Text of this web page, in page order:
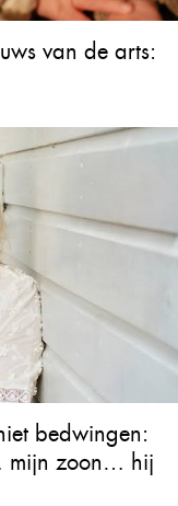
van de arts:
bedwingen:
mijn zoon… hij